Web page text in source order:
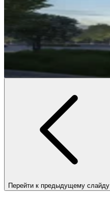
Перейти к предыдущему слайду